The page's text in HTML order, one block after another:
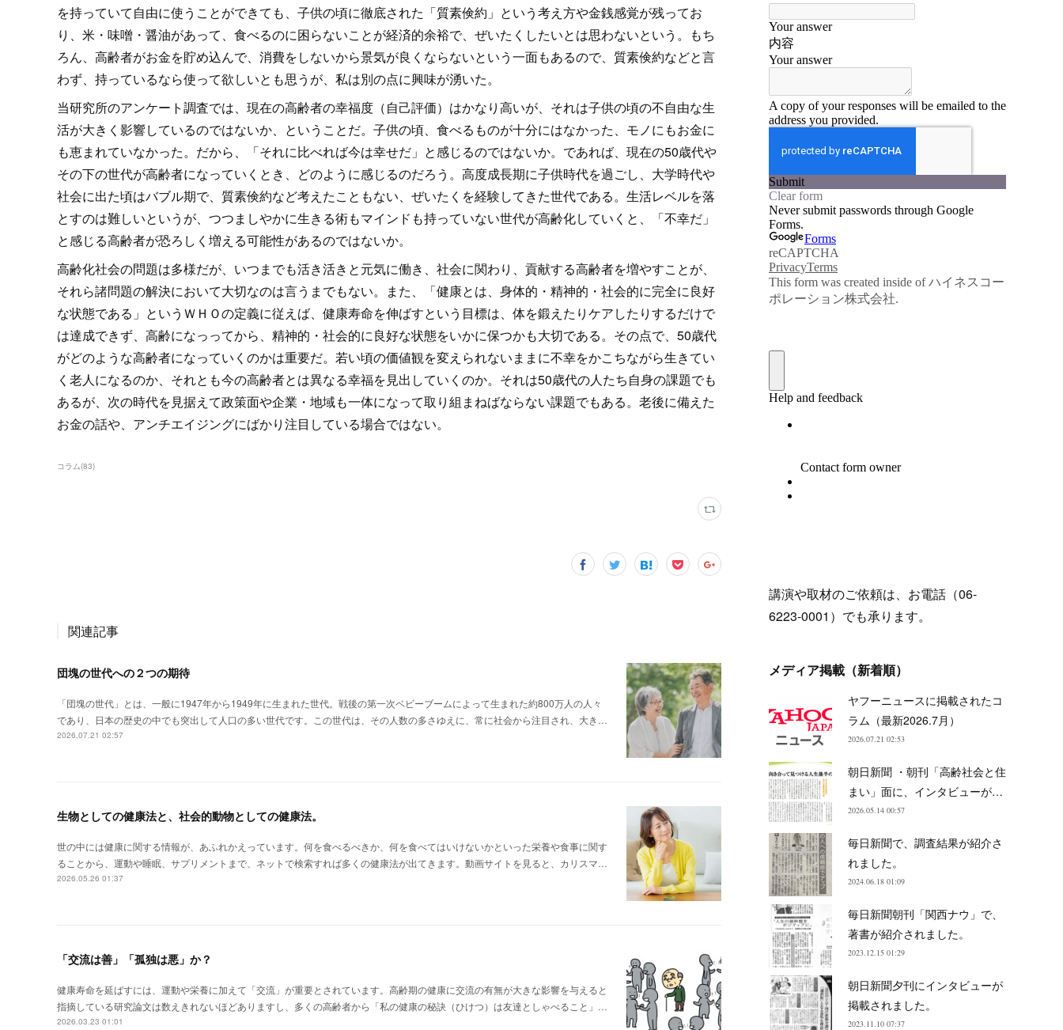
を持っていて自由に使うことができても、子供の頃に徹底された「質素倹約」という考え方や金銭感覚が残ってお
り、米・味噌・醤油があって、食べるのに困らないことが経済的余裕で、ぜいたくしたいとは思わないという。もち
ろん、高齢者がお金を貯め込んで、消費をしないから景気が良くならないという一面もあるので、質素倹約などと言
わず、持っているなら使って欲しいとも思うが、私は別の点に興味が湧いた。
当研究所のアンケート調査では、現在の高齢者の幸福度（自己評価）はかなり高いが、それは子供の頃の不自由な生
活が大きく影響しているのではないか、ということだ。子供の頃、食べるものが十分にはなかった、モノにもお金に
も恵まれていなかった。だから、「それに比べれば今は幸せだ」と感じるのではないか。であれば、現在の50歳代や
その下の世代が高齢者になっていくとき、どのように感じるのだろう。高度成長期に子供時代を過ごし、大学時代や
社会に出た頃はバブル期で、質素倹約など考えたこともない、ぜいたくを経験してきた世代である。生活レベルを落
とすのは難しいというが、つつましやかに生きる術もマインドも持っていない世代が高齢化していくと、「不幸だ」
と感じる高齢者が恐ろしく増える可能性があるのではないか。
高齢化社会の問題は多様だが、いつまでも活き活きと元気に働き、社会に関わり、貢献する高齢者を増やすことが、
それら諸問題の解決において大切なのは言うまでもない。また、「健康とは、身体的・精神的・社会的に完全に良好
な状態である」というＷＨＯの定義に従えば、健康寿命を伸ばすという目標は、体を鍛えたりケアしたりするだけで
は達成できず、高齢になっってから、精神的・社会的に良好な状態をいかに保つかも大切である。その点で、50歳代
がどのような高齢者になっていくのかは重要だ。若い頃の価値観を変えられないままに不幸をかこちながら生きてい
く老人になるのか、それとも今の高齢者とは異なる幸福を見出していくのか。それは50歳代の人たち自身の課題でも
あるが、次の時代を見据えて政策面や企業・地域も一体になって取り組まねばならない課題でもある。老後に備えた
お金の話や、アンチエイジングにばかり注目している場合ではない。
コラム(83)
関連記事
団塊の世代への２つの期待
「団塊の世代」とは、一般に1947年から1949年に生まれた世代。戦後の第一次ベビーブームによって生まれた約800万人の人々
であり、日本の歴史の中でも突出して人口の多い世代です。この世代は、その人数の多さゆえに、常に社会から注目され、大き…
2026.07.21 02:57
生物としての健康法と、社会的動物としての健康法。
世の中には健康に関する情報が、あふれかえっています。何を食べるべきか、何を食べてはいけないかといった栄養や食事に関す
ることから、運動や睡眠、サプリメントまで、ネットで検索すれば多くの健康法が出てきます。動画サイトを見ると、カリスマ…
2026.05.26 01:37
「交流は善」「孤独は悪」か？
健康寿命を延ばすには、運動や栄養に加えて「交流」が重要とされています。高齢期の健康に交流の有無が大きな影響を与えると
指摘している研究論文は数えきれないほどありますし、多くの高齢者から「私の健康の秘訣（ひけつ）は友達としゃべること」…
2026.03.23 01:01
講演や取材のご依頼は、お電話（06-
6223-0001）でも承ります。
メディア掲載（新着順）
ヤフーニュースに掲載されたコ
ラム（最新2026.7月）
2026.07.21 02:53
朝日新聞 ・朝刊「高齢社会と住
まい」面に、インタビューが…
2026.05.14 00:57
毎日新聞で、調査結果が紹介さ
れました。
2024.06.18 01:09
毎日新聞朝刊「関西ナウ」で、
著書が紹介されました。
2023.12.15 01:29
朝日新聞夕刊にインタビューが
掲載されました。
2023.11.10 07:37